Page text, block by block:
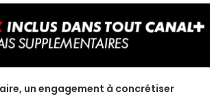
un engagement à concrétiser